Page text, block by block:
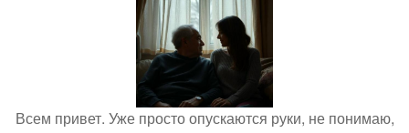
Всем привет. Уже просто опускаются руки, не понимаю,